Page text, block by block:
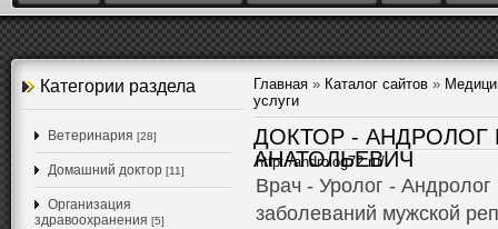
Категории раздела
Ветеринария [28]
Домашний доктор [11]
Организация
здравоохранения [5]
Главная » Каталог сайтов »
услуги
ДОКТОР -
АНАТОЛЬЕВИЧ
http://androlog72.ru/
Врач - Уролог -
заболеваний мужской